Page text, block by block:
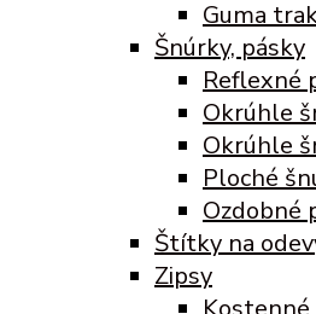
Guma
Šnúrky, pásky
Reflexné
Okrúhle
Okrúhle
Ploché
Ozdobné
Štítky na
Zipsy